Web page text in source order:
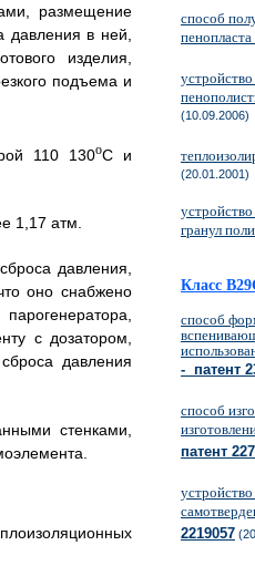
размещение
в ней,
изделия,
подъема и
110 130oC и
1,17 атм.
давления,
оно снабжено
с дозатором,
давления
стенками,
способ
пенопласта
(10.09.2006)
(20.01.2001)
гранул
Класс
способ
- патент
способ
патент
устройство
2219057